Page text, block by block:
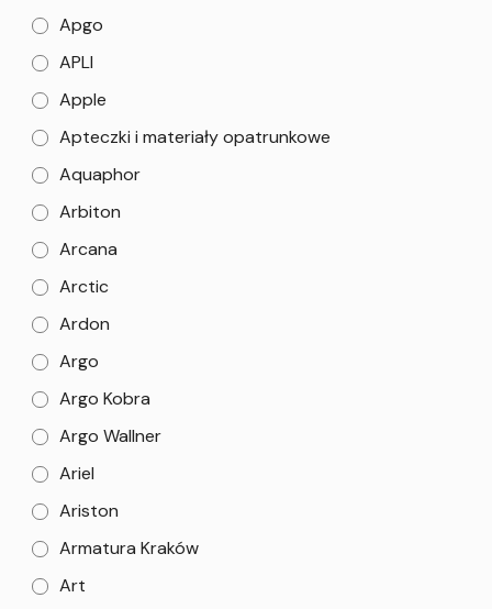
Apgo
APLI
Apple
Apteczki i materiały opatrunkowe
Aquaphor
Arbiton
Arcana
Arctic
Ardon
Argo
Argo Kobra
Argo Wallner
Ariel
Ariston
Armatura Kraków
Art